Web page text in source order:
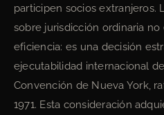
participen socios extranjeros.
sobre jurisdicción ordinaria
eficiencia: es una decisión
ejecutabilidad internacional
Convención de Nueva York,
1971. Esta consideración